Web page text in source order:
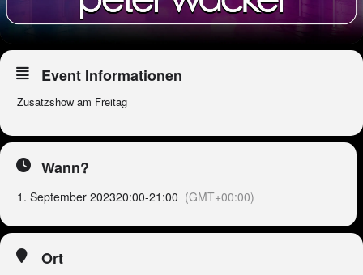
Event Informationen
Zusatzshow am Freitag
Wann?
1. September 202320:00-21:00 (GMT+00:00)
Ort